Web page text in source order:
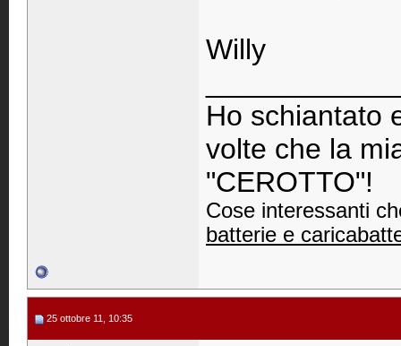
Willy
Ho schiantato
volte che la
"CEROTTO"!
Cose interessanti
batterie e
25 ottobre 11, 10:35